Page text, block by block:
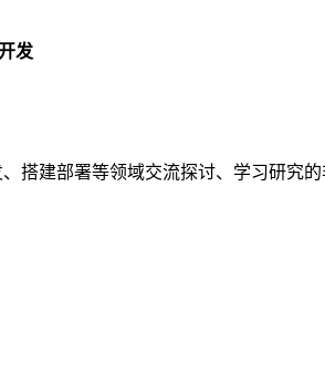
发
搭建部署等领域交流探讨、学习研究的